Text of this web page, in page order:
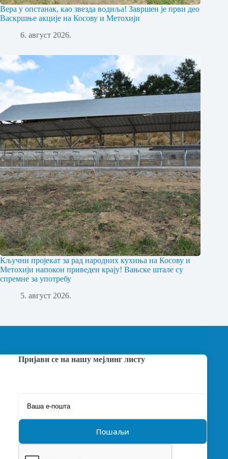
Вера у опстанак, као звезда водиља! Завршен је први део
Васкршње акције на Косову и Метохији
6. август 2026.
Кључни пројекат за рад народних кухиња на Косову и
Метохији напокон приведен крају! Вањске штале су
спремне за употребу
5. август 2026.
Пријави се на нашу мејлинг листу